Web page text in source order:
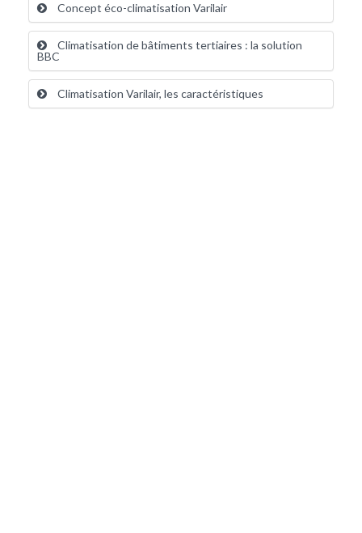
Concept éco-climatisation Varilair
Climatisation de bâtiments tertiaires : la solution
BBC
Climatisation Varilair, les caractéristiques